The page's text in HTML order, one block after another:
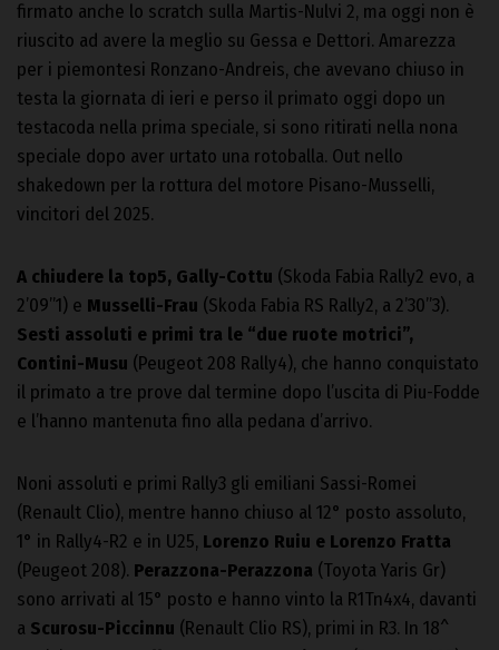
firmato anche lo scratch sulla Martis-Nulvi 2, ma oggi non è
riuscito ad avere la meglio su Gessa e Dettori. Amarezza
per i piemontesi Ronzano-Andreis, che avevano chiuso in
testa la giornata di ieri e perso il primato oggi dopo un
testacoda nella prima speciale, si sono ritirati nella nona
speciale dopo aver urtato una rotoballa. Out nello
shakedown per la rottura del motore Pisano-Musselli,
vincitori del 2025.
A chiudere la top5, Gally-Cottu (Skoda Fabia Rally2 evo, a
2’09”1) e Musselli-Frau (Skoda Fabia RS Rally2, a 2’30”3).
Sesti assoluti e primi tra le “due ruote motrici”,
Contini-Musu (Peugeot 208 Rally4), che hanno conquistato
il primato a tre prove dal termine dopo l’uscita di Piu-Fodde
e l’hanno mantenuta fino alla pedana d’arrivo.
Noni assoluti e primi Rally3 gli emiliani Sassi-Romei
(Renault Clio), mentre hanno chiuso al 12° posto assoluto,
1° in Rally4-R2 e in U25, Lorenzo Ruiu e Lorenzo Fratta
(Peugeot 208). Perazzona-Perazzona (Toyota Yaris Gr)
sono arrivati al 15° posto e hanno vinto la R1Tn4x4, davanti
a Scurosu-Piccinnu (Renault Clio RS), primi in R3. In 18^